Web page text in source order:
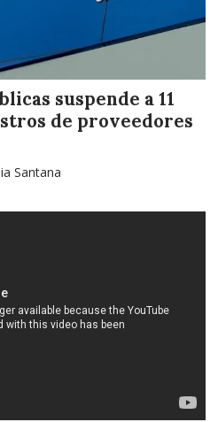
suspende a 11
de proveedores
Santana